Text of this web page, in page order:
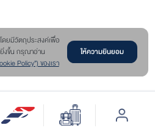
ดยมีวัตถุประสงค์เพื่อ
งขึ้น กรุณาอ่าน
Policy”) ของเรา
ให้ความยินยอม